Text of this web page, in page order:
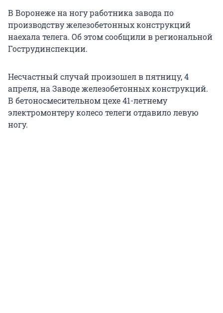
В Воронеже на ногу работника завода по
производству железобетонных конструкций
наехала телега. Об этом сообщили в региональной
Гострудинспекции.
Несчастный случай произошел в пятницу, 4
апреля, на Заводе железобетонных конструкций.
В бетоносмесительном цехе 41-летнему
электромонтеру колесо телеги отдавило левую
ногу.